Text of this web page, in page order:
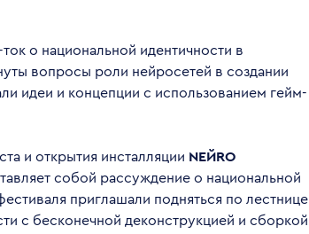
о национальной идентичности в
вопросы роли нейросетей в создании
идеи и концепции с использованием гейм-
и открытия инсталляции NЕЙRO
собой рассуждение о национальной
приглашали подняться по лестнице
с бесконечной деконструкцией и сборкой